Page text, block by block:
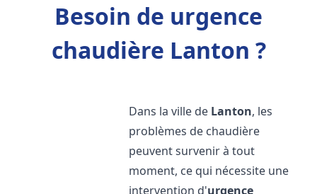
Besoin de urgence
chaudière Lanton ?
Dans la ville de Lanton, les
problèmes de chaudière
peuvent survenir à tout
moment, ce qui nécessite une
intervention d'urgence